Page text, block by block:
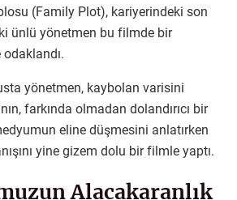
(Family Plot), kariyerindeki son
ünlü yönetmen bu filmde bir
yönetmen, kaybolan varisini
farkında olmadan dolandırıcı bir
eline düşmesini anlatırken
yine gizem dolu bir filmle yaptı.
Alacakaranlık